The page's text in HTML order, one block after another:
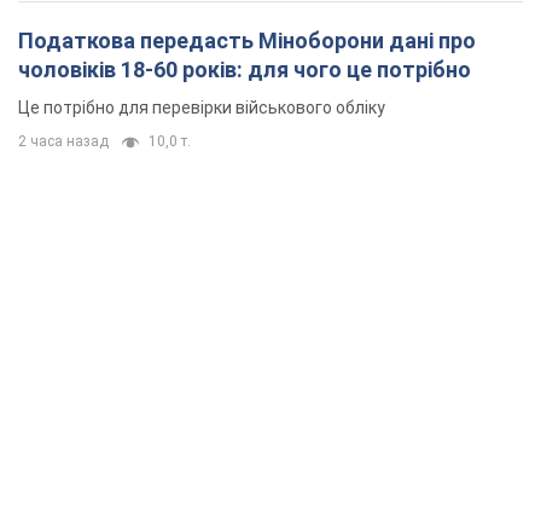
Податкова передасть Міноборони дані про
чоловіків 18-60 років: для чого це потрібно
Це потрібно для перевірки військового обліку
2 часа назад 10,0 т.